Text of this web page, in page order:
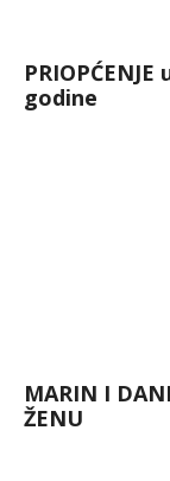
godine
MARIN I
ŽENU